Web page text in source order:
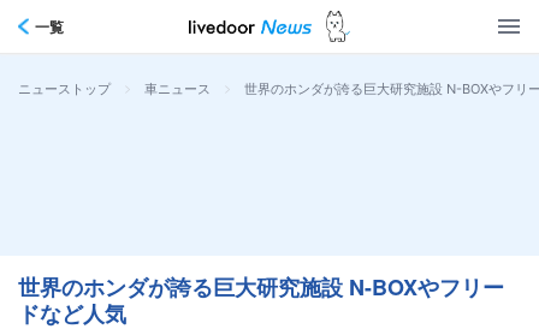
一覧
ニューストップ > 車ニュース > 世界のホンダが誇る巨大研究施設 N-BOXやフリ
世界のホンダが誇る巨大研究施設 N-BOXやフリー
ドなど人気